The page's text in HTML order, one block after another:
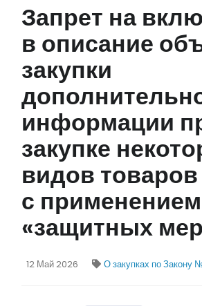
Запрет на
в описание
закупки
информации
закупке
видов товаров
с применением
«защитных
12 Май 2026 О закупках по